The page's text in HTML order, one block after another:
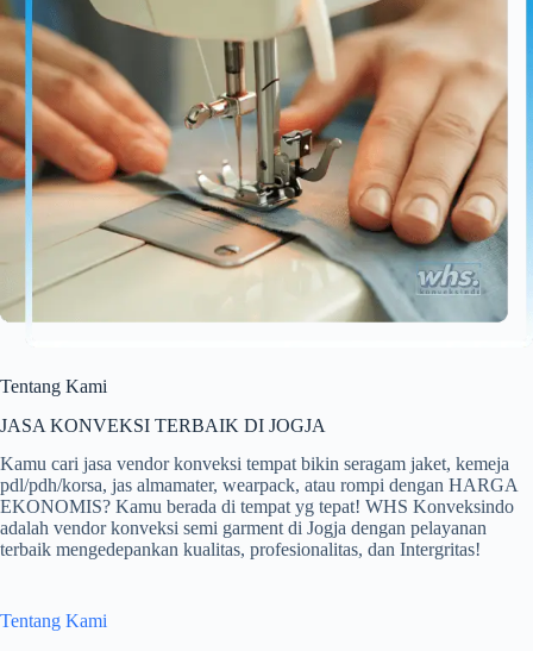
Tentang Kami
JASA KONVEKSI TERBAIK DI JOGJA
Kamu cari jasa vendor konveksi tempat bikin seragam jaket, kemeja
pdl/pdh/korsa, jas almamater, wearpack, atau rompi dengan HARGA
EKONOMIS? Kamu berada di tempat yg tepat! WHS Konveksindo
adalah vendor konveksi semi garment di Jogja dengan pelayanan
terbaik mengedepankan kualitas, profesionalitas, dan Intergritas!
Tentang Kami